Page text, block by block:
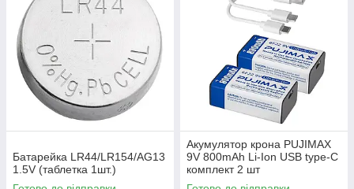
Батарейка LR44/LR154/AG13
1.5V (таблетка 1шт.)
Акумулятор крона PUJIMAX
9V 800mAh Li-Ion USB type-C
комплект 2 шт